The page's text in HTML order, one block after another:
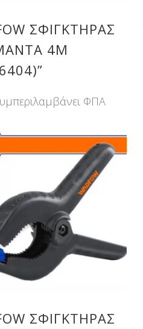
ΣΦΙΓΚΤΗΡΑΣ
4M
ΦΠΑ
ΣΦΙΓΚΤΗΡΑΣ